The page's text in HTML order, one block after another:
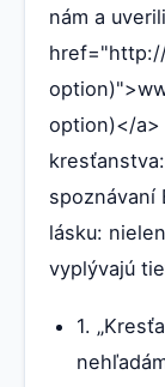
nám a
option)</a>
spoznávaní
lásku:
vyplývajú
1.